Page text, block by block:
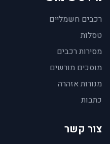
רכבים חשמליים
טסלות
מסירות רכבים
מוסכים מורשים
מנורות אזהרה
כתבות
צור קשר